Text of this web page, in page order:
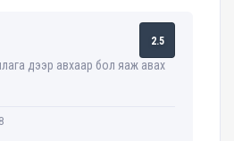
2.5
дээр авхаар бол яаж авах